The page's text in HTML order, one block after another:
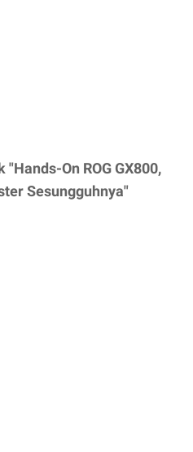
On ROG GX800,
Sesungguhnya"